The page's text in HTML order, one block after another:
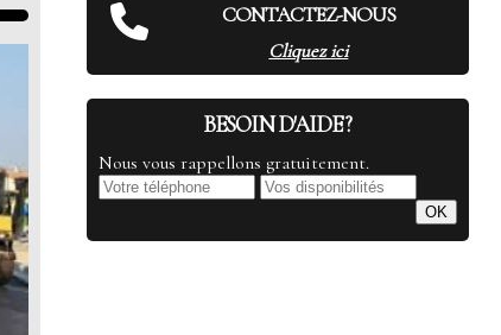
CONTACTEZ-NOUS
Cliquez ici
BESOIN D'AIDE ?
Nous vous rappellons gratuitement.